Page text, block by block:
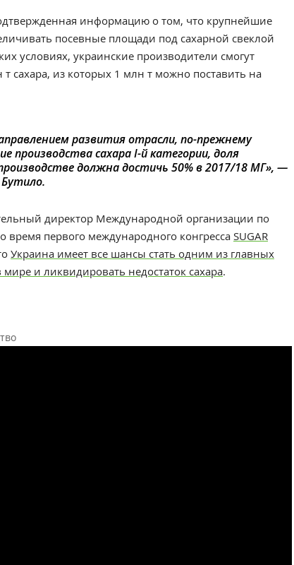
информацию о том, что крупнейшие
посевные площади под сахарной свеклой
условиях, украинские производители смогут
т сахара, из которых 1 млн т можно поставить на
развития отрасли, по-прежнему
производства сахара I-й категории, доля
должна достичь 50% в 2017/18 МГ», —
директор Международной организации по
время первого международного конгресса SUGAR
Украина имеет все шансы стать одним из главных
и ликвидировать недостаток сахара.